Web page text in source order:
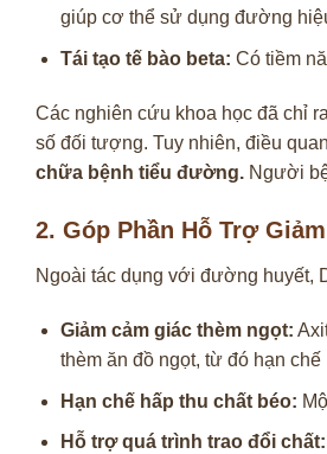
giúp cơ thể sử dụng đường
Tái tạo tế bào beta: Có tiềm
Các nghiên cứu khoa học đã chỉ
số đối tượng. Tuy nhiên, điều
chữa bệnh tiểu đường. Người
2. Góp Phần Hỗ Trợ
Ngoài tác dụng với đường huyết,
Giảm cảm giác thèm ngọt:
thèm ăn đồ ngọt, từ đó hạn
Hạn chế hấp thu chất béo:
Hỗ trợ quá trình trao đổi chất: